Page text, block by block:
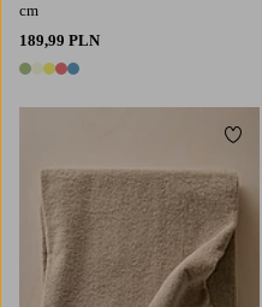
cm
189,99 PLN
5 kolory